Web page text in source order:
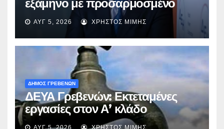
εξάμηνο με προσαρμοσμένο
EBITDA στα €1,2 δισ.
ΑΥΓ 5, 2026 ΧΡΉΣΤΟΣ ΜΊΜΗΣ
ΔΗΜΟΣ ΓΡΕΒΕΝΩΝ
ΔΕΥΑ Γρεβενών: Εκτεταμένες
εργασίες στον Α’ κλάδο
ύδρευσης – Ποιες περιοχές
ΑΥΓ 5, 2026 ΧΡΉΣΤΟΣ ΜΊΜΗΣ